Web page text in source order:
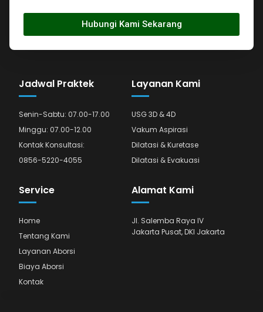
Hubungi Kami Sekarang
Jadwal Praktek
Senin-Sabtu: 07.00-17.00
Minggu: 07.00-12.00
Kontak Konsultasi:
0856-5220-4055
Layanan Kami
USG 3D & 4D
Vakum Aspirasi
Dilatasi & Kuretase
Dilatasi & Evakuasi
Service
Home
Tentang Kami
Layanan Aborsi
Biaya Aborsi
Kontak
Alamat Kami
Jl. Salemba Raya IV
Jakarta Pusat, DKI Jakarta